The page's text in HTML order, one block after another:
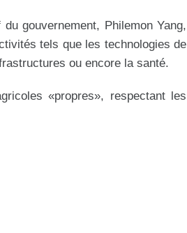
gouvernement, Philemon Yang,
tels que les technologies de
ou encore la santé.
«propres», respectant les